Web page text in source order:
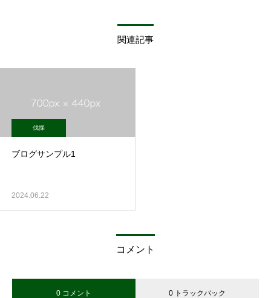
関連記事
伐採
ブログサンプル1
2024.06.22
コメント
0 コメント 0 トラックバック